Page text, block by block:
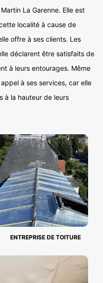
La Garenne. Elle est
localité à cause de
offre à ses clients. Les
déclarent être satisfaits de
à leurs entourages. Même
à ses services, car elle
à la hauteur de leurs
ENTREPRISE DE TOITURE